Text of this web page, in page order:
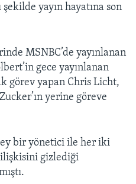
yayın hayatına son
MSNBC’de yayınlanan
gece yayınlanan
görev yapan Chris Licht,
yerine göreve
bir yönetici ile her iki
ilişkisini gizlediği